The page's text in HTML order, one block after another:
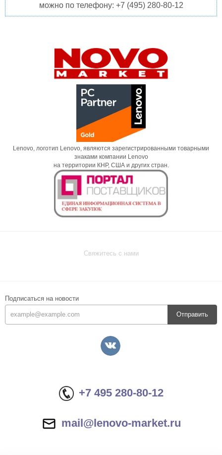
можно по телефону: +7 (495) 280-80-12
Lenovo, логотип Lenovo, являются зарегистрированными товарными
знаками компании Lenovo
на территории КНР, США и других стран.
Свяжитесь с нами
Подписаться на новости
Отправить
+7 495 280-80-12
mail@lenovo-market.ru